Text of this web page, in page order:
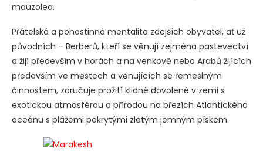
mauzolea.
Přátelská a pohostinná mentalita zdejších obyvatel, ať už
původních – Berberů, kteří se věnují zejména pastevectví
a žijí především v horách a na venkově nebo Arabů žijících
především ve městech a věnujících se řemeslným
činnostem, zaručuje prožití klidné dovolené v zemi s
exotickou atmosférou a přírodou na březích Atlantického
oceánu s plážemi pokrytými zlatým jemným pískem.